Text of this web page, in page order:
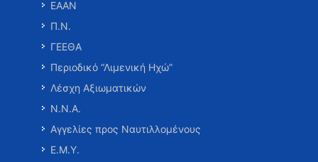
ΕΑΑΝ
Π.Ν.
ΓΕΕΘΑ
Περιοδικό “Λιμενική Ηχώ”
Λέσχη Αξιωματικών
Ν.Ν.Α.
Αγγελίες προς Ναυτιλλομένους
Ε.Μ.Υ.